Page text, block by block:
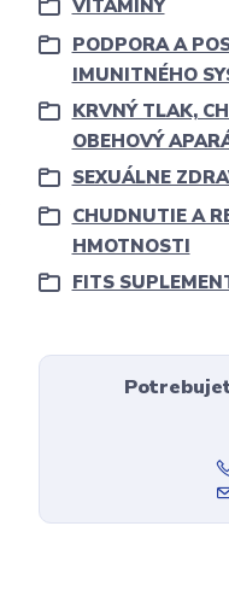
VITAMÍNY
PODPORA A
IMUNITNÉHO
KRVNÝ TLAK,
OBEHOVÝ
SEXUÁLNE
CHUDNUTIE A
HMOTNOSTI
FITS